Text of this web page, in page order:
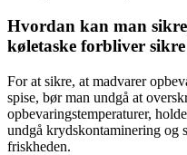
Hvordan kan man
køletaske forbliver sikre
For at sikre, at madvarer
spise, bør man undgå at
opbevaringstemperaturer,
undgå krydskontaminering og
friskheden.